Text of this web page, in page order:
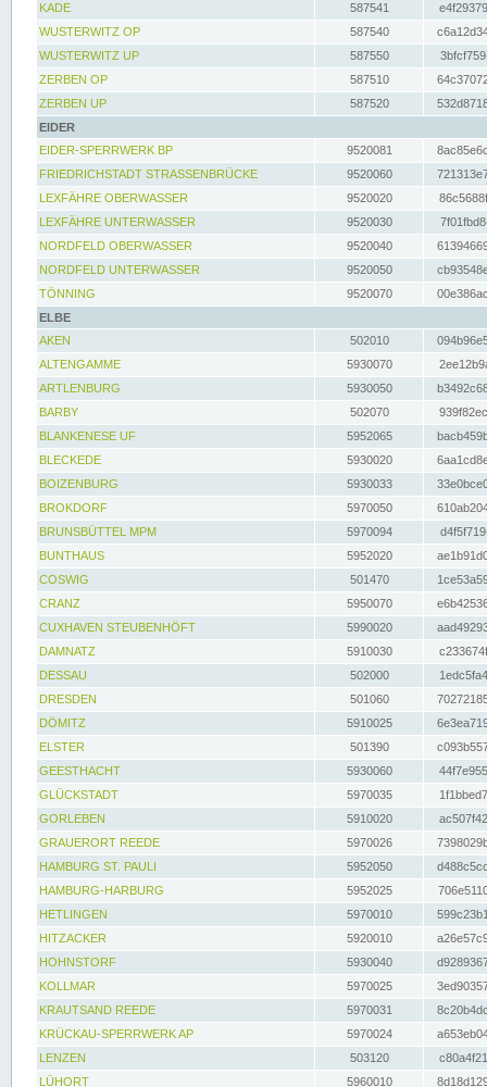
KADE
587541
WUSTERWITZ OP
587540
WUSTERWITZ UP
587550
ZERBEN OP
587510
ZERBEN UP
587520
EIDER
EIDER-SPERRWERK BP
9520081
FRIEDRICHSTADT STRASSENBRÜCKE
9520060
LEXFÄHRE OBERWASSER
9520020
LEXFÄHRE UNTERWASSER
9520030
NORDFELD OBERWASSER
9520040
NORDFELD UNTERWASSER
9520050
TÖNNING
9520070
ELBE
AKEN
502010
ALTENGAMME
5930070
ARTLENBURG
5930050
BARBY
502070
BLANKENESE UF
5952065
BLECKEDE
5930020
BOIZENBURG
5930033
BROKDORF
5970050
BRUNSBÜTTEL MPM
5970094
BUNTHAUS
5952020
COSWIG
501470
CRANZ
5950070
CUXHAVEN STEUBENHÖFT
5990020
DAMNATZ
5910030
DESSAU
502000
DRESDEN
501060
DÖMITZ
5910025
ELSTER
501390
GEESTHACHT
5930060
GLÜCKSTADT
5970035
GORLEBEN
5910020
GRAUERORT REEDE
5970026
HAMBURG ST. PAULI
5952050
HAMBURG-HARBURG
5952025
HETLINGEN
5970010
HITZACKER
5920010
HOHNSTORF
5930040
KOLLMAR
5970025
KRAUTSAND REEDE
5970031
KRÜCKAU-SPERRWERK AP
5970024
LENZEN
503120
LÜHORT
5960010